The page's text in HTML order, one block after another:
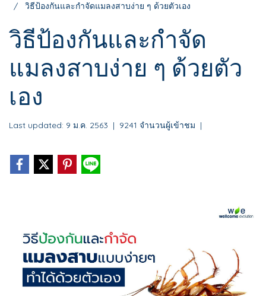
วิธีป้องกันและกำจัดแมลงสาบง่าย ๆ ด้วยตัวเอง
วิธีป้องกันและกำจัด
แมลงสาบง่าย ๆ ด้วยตัว
เอง
Last updated: 9 ม.ค. 2563 | 9241 จำนวนผู้เข้าชม |